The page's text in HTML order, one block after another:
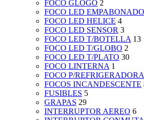
FOCO GLOGO 2
FOCO LED EMPABONADO
FOCO LED HELICE 4
FOCO LED SENSOR 3
FOCO LED T/BOTELLA 13
FOCO LED T/GLOBO 2
FOCO LED T/PLATO 30
FOCO LINTERNA 1
FOCO P/REFRIGERADORA
FOCOS INCANDESCENTE
FUSIBLES 5
GRAPAS 29
INTERRUPTOR AEREO 6